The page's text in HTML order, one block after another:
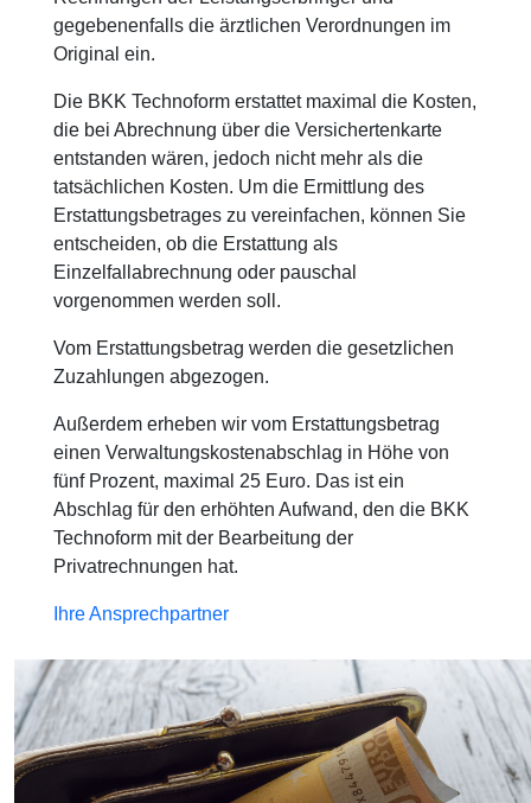
gegebenenfalls die ärztlichen Verordnungen im
Original ein.
Die BKK Technoform erstattet maximal die Kosten,
die bei Abrechnung über die Versichertenkarte
entstanden wären, jedoch nicht mehr als die
tatsächlichen Kosten. Um die Ermittlung des
Erstattungsbetrages zu vereinfachen, können Sie
entscheiden, ob die Erstattung als
Einzelfallabrechnung oder pauschal
vorgenommen werden soll.
Vom Erstattungsbetrag werden die gesetzlichen
Zuzahlungen abgezogen.
Außerdem erheben wir vom Erstattungsbetrag
einen Verwaltungskostenabschlag in Höhe von
fünf Prozent, maximal 25 Euro. Das ist ein
Abschlag für den erhöhten Aufwand, den die BKK
Technoform mit der Bearbeitung der
Privatrechnungen hat.
Ihre Ansprechpartner